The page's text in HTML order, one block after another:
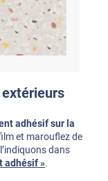
extérieurs
adhésif sur la
et marouflez de
dans
adhésif ».